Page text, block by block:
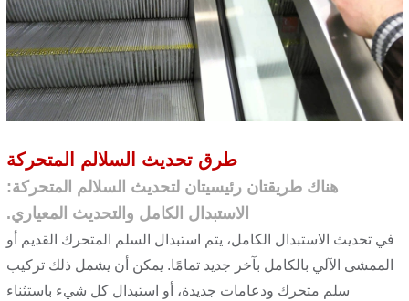
طرق تحديث السلالم المتحركة
هناك طريقتان رئيسيتان لتحديث السلالم المتحركة:
الاستبدال الكامل والتحديث المعياري.
في تحديث الاستبدال الكامل، يتم استبدال السلم المتحرك القديم أو
الممشى الآلي بالكامل بآخر جديد تمامًا. يمكن أن يشمل ذلك تركيب
سلم متحرك ودعامات جديدة، أو استبدال كل شيء باستثناء